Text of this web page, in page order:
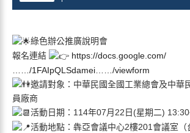
綠色辦公推廣說明會
報名連結
https://docs.google.com/
……/1FAIpQLSdamei……/viewform
邀請對象：中華民國全國工業總會及中華
員廠商
活動日期：114年07月22日(星期二)
活動地點：犇亞會議中心2樓201會議室（